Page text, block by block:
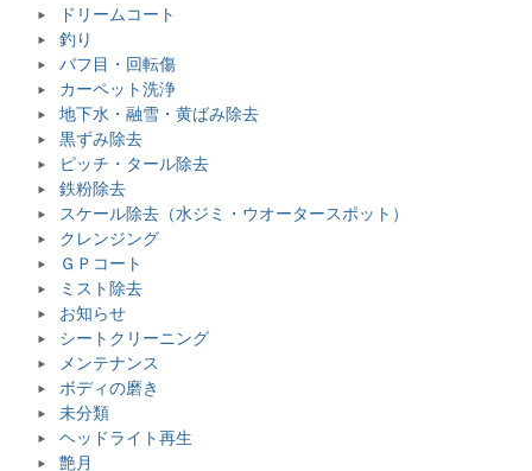
ドリームコート
釣り
バフ目・回転傷
カーペット洗浄
地下水・融雪・黄ばみ除去
黒ずみ除去
ピッチ・タール除去
鉄粉除去
スケール除去（水ジミ・ウオータースポット）
クレンジング
ＧＰコート
ミスト除去
お知らせ
シートクリーニング
メンテナンス
ボディの磨き
未分類
ヘッドライト再生
艶月